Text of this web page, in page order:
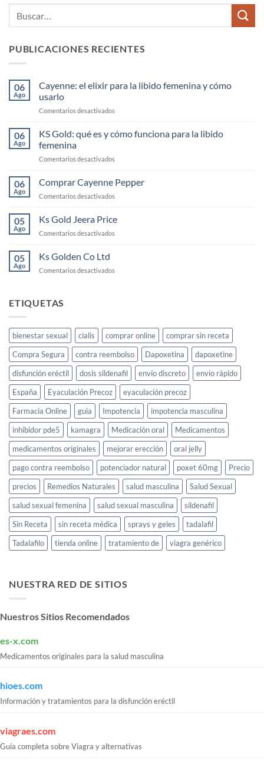
PUBLICACIONES RECIENTES
06
Ago
Cayenne: el elixir para la libido femenina y cómo
usarlo
Comentarios desactivados
el
elixir
la
femenina
cómo
06
Ago
KS Gold: qué es y cómo funciona para la libido
femenina
Comentarios desactivados
Gold:
qué
es
cómo
06
Ago
Comprar Cayenne Pepper
Comentarios desactivados
Pepper
05
Ago
Ks Gold Jeera Price
Comentarios desactivados
Price
05
Ago
Ks Golden Co Ltd
Comentarios desactivados
ETIQUETAS
bienestar sexual cialis comprar online
comprar sin receta
Compra Segura
contra reembolso Dapoxetina
dapoxetine
disfunción eréctil
dosis sildenafil envío discreto
envío rápido
España
Eyaculación Precoz
eyaculación precoz
Farmacia Online
guia Impotencia
impotencia masculina
inhibidor pde5
kamagra Medicación oral
Medicamentos
medicamentos originales
mejorar erección
oral jelly
pago contra reembolso
potenciador natural poxet 60mg
Precio
precios
Remedios Naturales salud masculina
Salud Sexual
salud sexual femenina
salud sexual masculina
sildenafil
Sin Receta
sin receta médica sprays y geles
tadalafil
Tadalafilo
tienda online tratamiento de viagra genérico
NUESTRA RED DE SITIOS
Nuestros Sitios Recomendados
es-x.com
Medicamentos originales para la salud masculina
hioes.com
Información y tratamientos para la disfunción eréctil
viagraes.com
Guía completa sobre Viagra y alternativas